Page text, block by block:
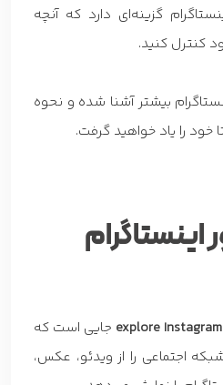
گزینه‌ای دارد که آنچه
کنترل کنید.
بیشتر آشنا شده و نحوه
خود را یاد خواهید گرفت.
explore Instagram جایی است که
اجتماعی را از ویدئو، عکس،